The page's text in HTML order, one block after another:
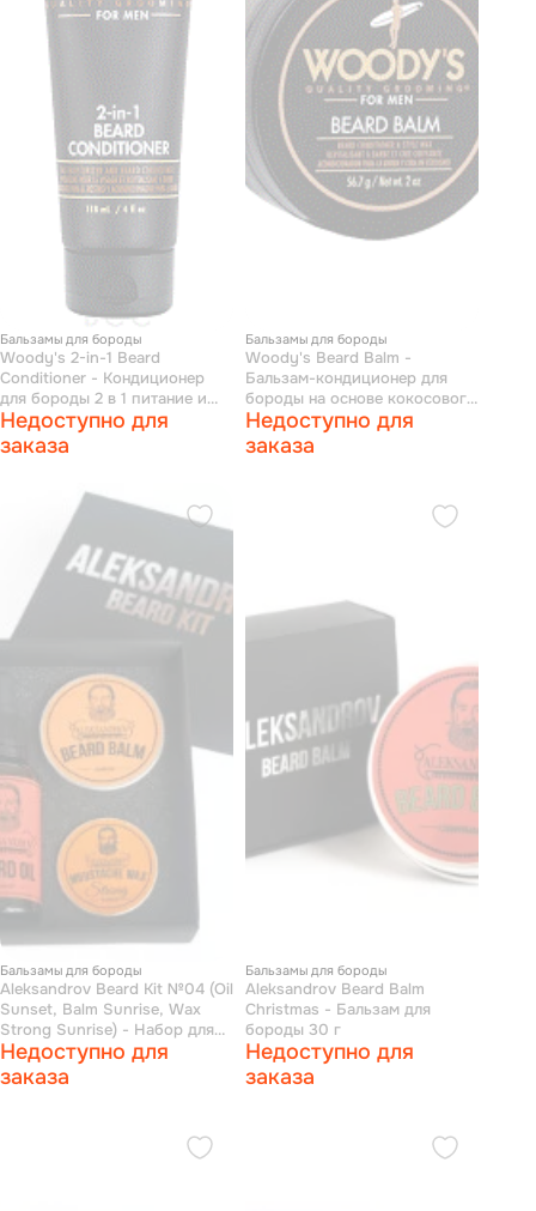
Бальзамы для бороды
Woody's 2-in-1 Beard
Conditioner - Кондиционер
для бороды 2 в 1 питание и
увлажнение 118 мл
Недоступно для
заказа
Бальзамы для бороды
Woody's Beard Balm -
Бальзам-кондиционер для
бороды на основе кокосового
масла 56.7 гр
Недоступно для
заказа
Бальзамы для бороды
Aleksandrov Beard Kit №04 (Oil
Sunset, Balm Sunrise, Wax
Strong Sunrise) - Набор для
ухода за бородой: масло,
бальзам и воск
Недоступно для
заказа
Бальзамы для бороды
Aleksandrov Beard Balm
Christmas - Бальзам для
бороды 30 г
Недоступно для
заказа